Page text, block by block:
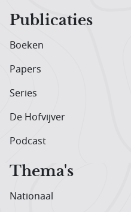
Publicaties
Boeken
Papers
Series
De Hofvijver
Podcast
Thema's
Nationaal